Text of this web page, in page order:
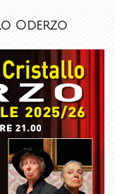
Oderzo